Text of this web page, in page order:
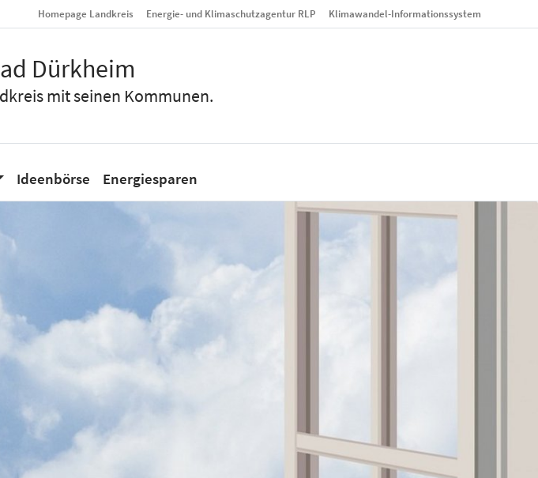
Homepage Landkreis Energie- und Klimaschutzagentur RLP Klimawandel-Informationssystem
Dürkheim
mit seinen Kommunen.
Ideenbörse Energiesparen